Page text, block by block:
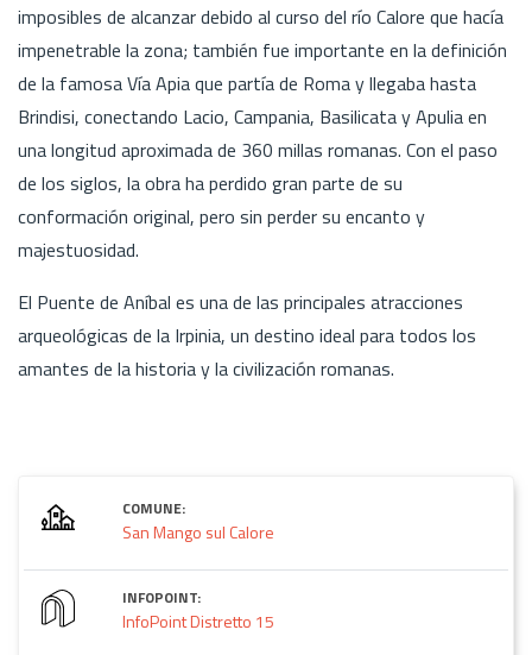
imposibles de alcanzar debido al curso del río Calore que hacía
impenetrable la zona; también fue importante en la definición
de la famosa Vía Apia que partía de Roma y llegaba hasta
Brindisi, conectando Lacio, Campania, Basilicata y Apulia en
una longitud aproximada de 360 millas romanas. Con el paso
de los siglos, la obra ha perdido gran parte de su
conformación original, pero sin perder su encanto y
majestuosidad.
El Puente de Aníbal es una de las principales atracciones
arqueológicas de la Irpinia, un destino ideal para todos los
amantes de la historia y la civilización romanas.
COMUNE:
San Mango sul Calore
INFOPOINT:
InfoPoint Distretto 15